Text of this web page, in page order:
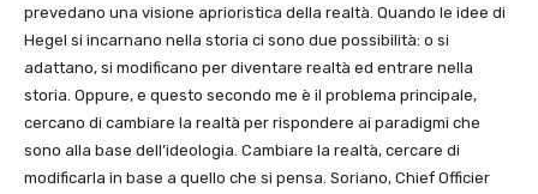
prevedano una visione aprioristica della realtà. Quando le idee di
Hegel si incarnano nella storia ci sono due possibilità: o si
adattano, si modificano per diventare realtà ed entrare nella
storia. Oppure, e questo secondo me è il problema principale,
cercano di cambiare la realtà per rispondere ai paradigmi che
sono alla base dell’ideologia. Cambiare la realtà, cercare di
modificarla in base a quello che si pensa. Soriano, Chief Officier